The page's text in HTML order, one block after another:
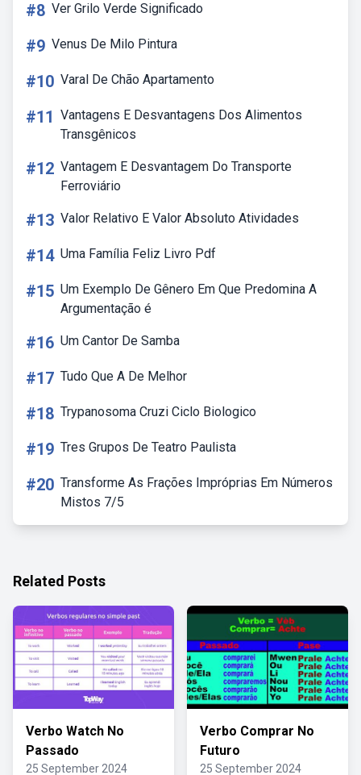
#8 Ver Grilo Verde Significado
#9 Venus De Milo Pintura
#10 Varal De Chão Apartamento
#11 Vantagens E Desvantagens Dos Alimentos
Transgênicos
#12 Vantagem E Desvantagem Do Transporte
Ferroviário
#13 Valor Relativo E Valor Absoluto Atividades
#14 Uma Família Feliz Livro Pdf
#15 Um Exemplo De Gênero Em Que Predomina A
Argumentação é
#16 Um Cantor De Samba
#17 Tudo Que A De Melhor
#18 Trypanosoma Cruzi Ciclo Biologico
#19 Tres Grupos De Teatro Paulista
#20 Transforme As Frações Impróprias Em Números
Mistos 7/5
Related Posts
Verbo Watch No
Passado
25 September 2024
Verbo Comprar No
Futuro
25 September 2024